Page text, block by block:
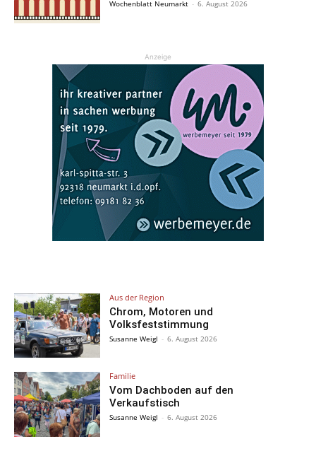
Wochenblatt Neumarkt - 6. August 2026
Anzeige
Aus der Region
Chrom, Motoren und
Volksfeststimmung
Susanne Weigl - 6. August 2026
Familie
Vom Dachboden auf den
Verkaufstisch
Susanne Weigl - 6. August 2026